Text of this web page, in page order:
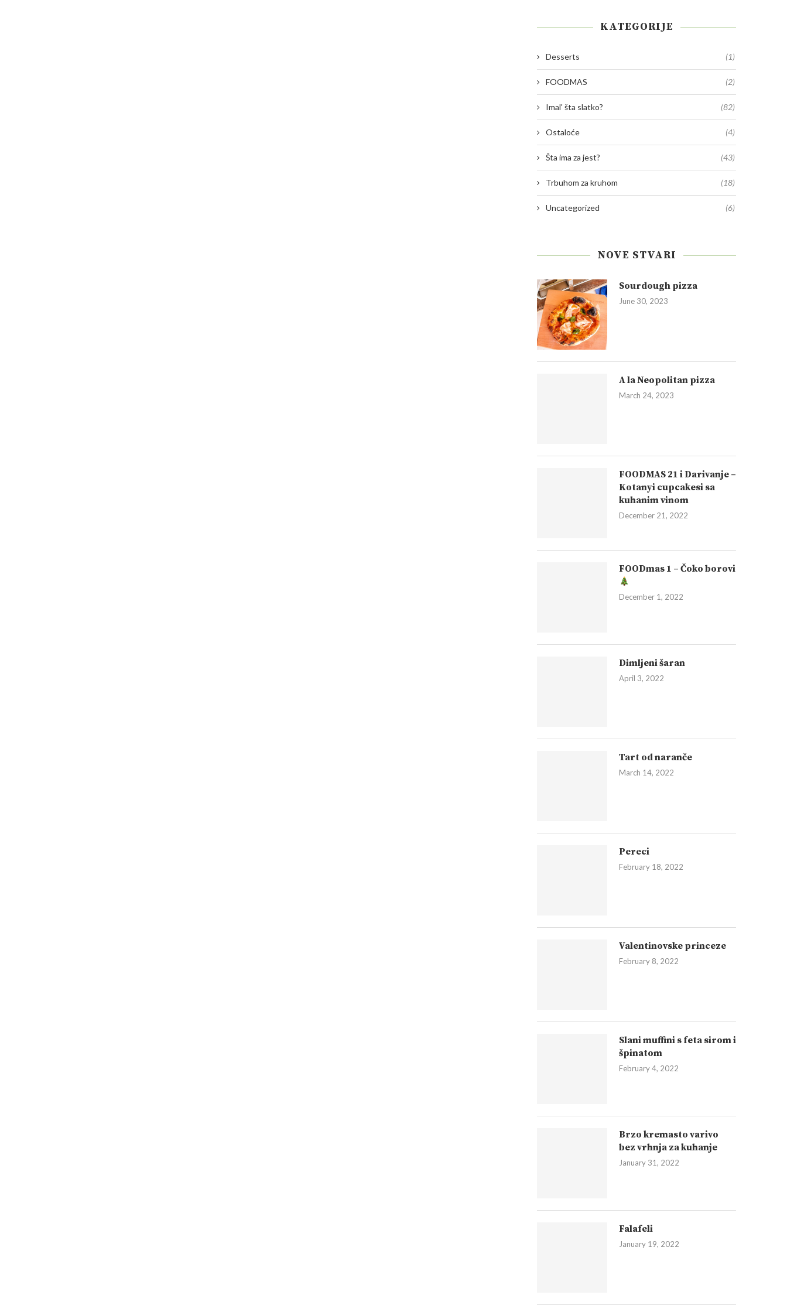
KATEGORIJE
Desserts (1)
FOODMAS (2)
Imal' šta slatko? (82)
Ostaloće (4)
Šta ima za jest? (43)
Trbuhom za kruhom (18)
Uncategorized (6)
NOVE STVARI
Sourdough pizza
June 30, 2023
A la Neopolitan pizza
March 24, 2023
FOODMAS 21 i Darivanje –
Kotanyi cupcakesi sa
kuhanim vinom
December 21, 2022
FOODmas 1 – Čoko borovi
December 1, 2022
Dimljeni šaran
April 3, 2022
Tart od naranče
March 14, 2022
Pereci
February 18, 2022
Valentinovske princeze
February 8, 2022
Slani muffini s feta sirom i
špinatom
February 4, 2022
Brzo kremasto varivo
bez vrhnja za kuhanje
January 31, 2022
Falafeli
January 19, 2022